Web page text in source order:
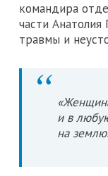
командира
части Анатолия
травмы и
и в
на